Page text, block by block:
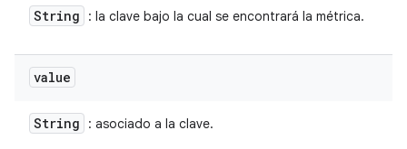
String : la clave bajo la cual se encontrará la métrica.
value
String : asociado a la clave.